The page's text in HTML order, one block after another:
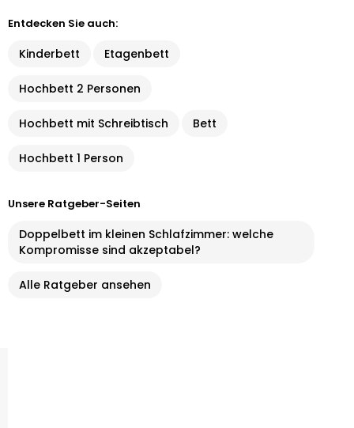
Entdecken Sie auch:
Kinderbett Etagenbett
Hochbett 2 Personen
Hochbett mit Schreibtisch Bett
Hochbett 1 Person
Unsere Ratgeber-Seiten
Doppelbett im kleinen Schlafzimmer: welche
Kompromisse sind akzeptabel?
Alle Ratgeber ansehen